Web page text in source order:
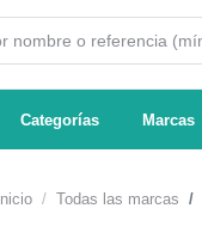
Categorías Marcas
Inicio Todas las marcas